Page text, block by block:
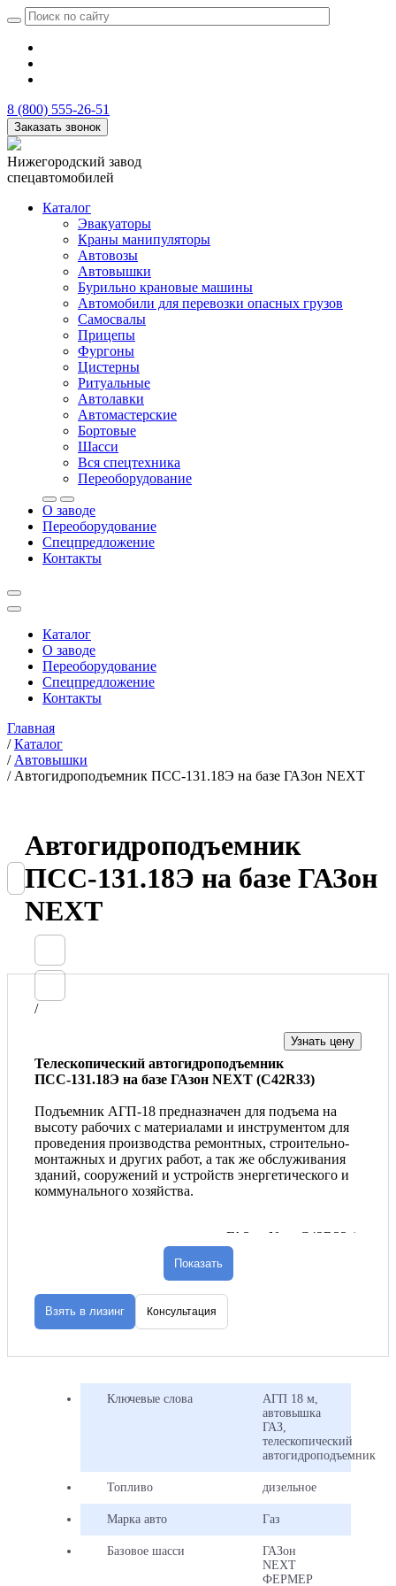
8 (800) 555-26-51
Заказать звонок
Нижегородский завод
спецавтомобилей
Каталог
Эвакуаторы
Краны манипуляторы
Автовозы
Автовышки
Бурильно крановые машины
Автомобили для перевозки опасных грузов
Самосвалы
Прицепы
Фургоны
Цистерны
Ритуальные
Автолавки
Автомастерские
Бортовые
Шасси
Вся спецтехника
Переоборудование
О заводе
Переоборудование
Спецпредложение
Контакты
Каталог
О заводе
Переоборудование
Спецпредложение
Контакты
Главная
/ Каталог
/ Автовышки
/ Автогидроподъемник ПСС-131.18Э на базе ГАЗон NEXT
Автогидроподъемник
ПСС-131.18Э на базе ГАЗон
NEXT
/
Узнать цену
Телескопический автогидроподъемник
ПСС-131.18Э на базе ГАзон NEXT (С42R33)
Подъемник АГП-18 предназначен для подъема на
высоту рабочих с материалами и инструментом для
проведения производства ремонтных, строительно-
монтажных и других работ, а так же обслуживания
зданий, сооружений и устройств энергетического и
коммунального хозяйства.
Базовое шасси
ГАЗон Next С42R33 (с
Колесная формула
Количество мест 7
ПСС-131.18Э
Расположение рабочей
платформы
Переднее
Рабочая высота подъёма, м 18,0
Показать
Взять в лизинг Консультация
Ключевые слова
АГП 18 м,
автовышка
ГАЗ,
телескопический
автогидроподъемник
Топливо дизельное
Марка авто Газ
Базовое шасси
ГАЗон
NEXT
ФЕРМЕР